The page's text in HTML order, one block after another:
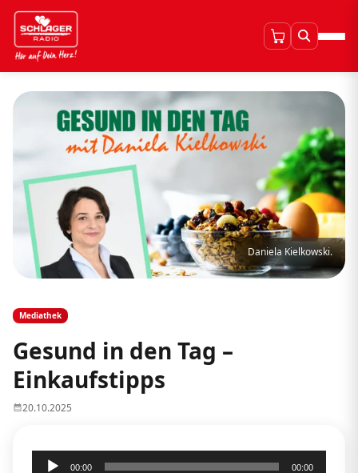
Daniela Kielkowski.
Mediathek
Gesund in den Tag –
Einkaufstipps
20.10.2025
Audio-
00:00 00:00